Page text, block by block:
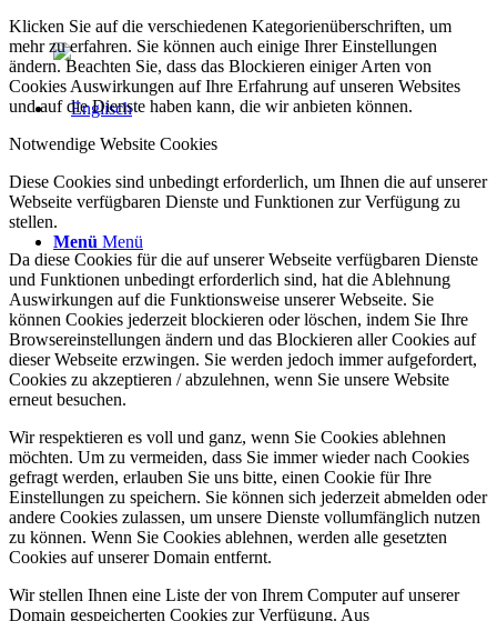
Menü Menü
Klicken Sie auf die verschiedenen Kategorienüberschriften, um
mehr zu erfahren. Sie können auch einige Ihrer Einstellungen
ändern. Beachten Sie, dass das Blockieren einiger Arten von
Cookies Auswirkungen auf Ihre Erfahrung auf unseren Websites
und auf die Dienste haben kann, die wir anbieten können.
Notwendige Website Cookies
Diese Cookies sind unbedingt erforderlich, um Ihnen die auf unserer
Webseite verfügbaren Dienste und Funktionen zur Verfügung zu
stellen.
Da diese Cookies für die auf unserer Webseite verfügbaren Dienste
und Funktionen unbedingt erforderlich sind, hat die Ablehnung
Auswirkungen auf die Funktionsweise unserer Webseite. Sie
können Cookies jederzeit blockieren oder löschen, indem Sie Ihre
Browsereinstellungen ändern und das Blockieren aller Cookies auf
dieser Webseite erzwingen. Sie werden jedoch immer aufgefordert,
Cookies zu akzeptieren / abzulehnen, wenn Sie unsere Website
erneut besuchen.
Wir respektieren es voll und ganz, wenn Sie Cookies ablehnen
möchten. Um zu vermeiden, dass Sie immer wieder nach Cookies
gefragt werden, erlauben Sie uns bitte, einen Cookie für Ihre
Einstellungen zu speichern. Sie können sich jederzeit abmelden oder
andere Cookies zulassen, um unsere Dienste vollumfänglich nutzen
zu können. Wenn Sie Cookies ablehnen, werden alle gesetzten
Cookies auf unserer Domain entfernt.
Wir stellen Ihnen eine Liste der von Ihrem Computer auf unserer
Domain gespeicherten Cookies zur Verfügung. Aus